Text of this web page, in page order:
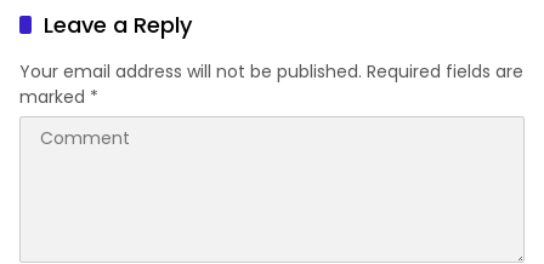
PutihLeave a Reply
Your email address will not be published. Required fields are
marked *